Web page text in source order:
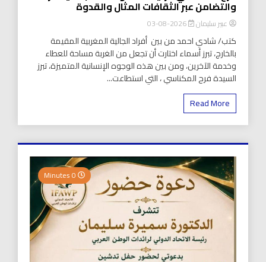
والتضامن عبر الثقافات المثال والقدوة
عبير سليمان 2026-08-03
كتب/ شادي احمد من بين أفراد الجالية المغربية المقيمة
بالخارج، تبرز أسماء اختارت أن تجعل من الغربة مساحة للعطاء
وخدمة الآخرين، ومن بين هذه الوجوه الإنسانية المتميزة، تبرز
السيدة فرح المكناسي ، التي استطاعت...
Read More